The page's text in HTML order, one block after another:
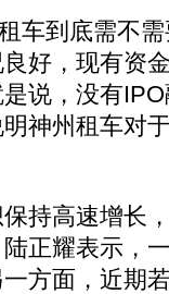
到底需不需
好，现有资
说，没有
神州租车对
高速增长
正耀表示，
方面，近期